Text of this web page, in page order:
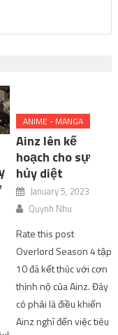
ANIME - MANGA
Ainz lên kế
hoạch cho sự
hủy diệt
January 5, 2023
Quynh Nhu
Rate this post
Overlord Season 4 tập
10 đã kết thúc với cơn
thịnh nộ của Ainz. Đây
có phải là điều khiến
Ainz nghĩ đến việc tiêu